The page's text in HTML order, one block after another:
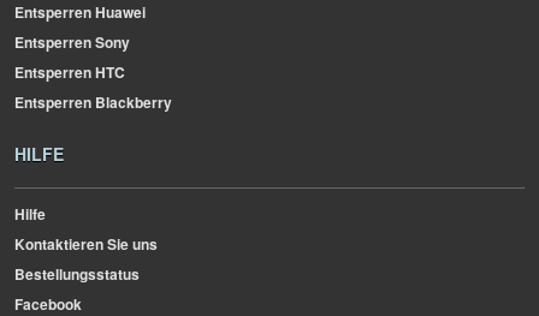
Entsperren Huawei
Entsperren Sony
Entsperren HTC
Entsperren Blackberry
HILFE
Hilfe
Kontaktieren Sie uns
Bestellungsstatus
Facebook